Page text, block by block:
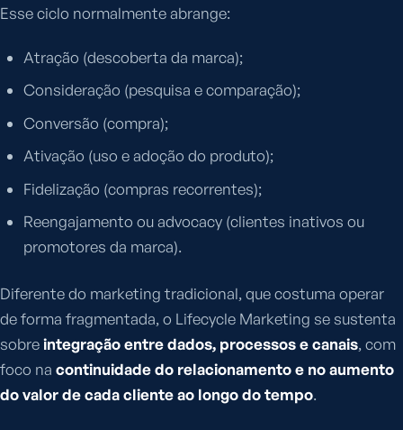
Esse ciclo normalmente abrange:
Atração (descoberta da marca);
Consideração (pesquisa e comparação);
Conversão (compra);
Ativação (uso e adoção do produto);
Fidelização (compras recorrentes);
Reengajamento ou advocacy (clientes inativos ou
promotores da marca).
Diferente do marketing tradicional, que costuma operar
de forma fragmentada, o Lifecycle Marketing se sustenta
sobreintegração entre dados, processos e canais, com
foco na continuidade do relacionamento e no aumento
do valor de cada cliente ao longo do tempo.